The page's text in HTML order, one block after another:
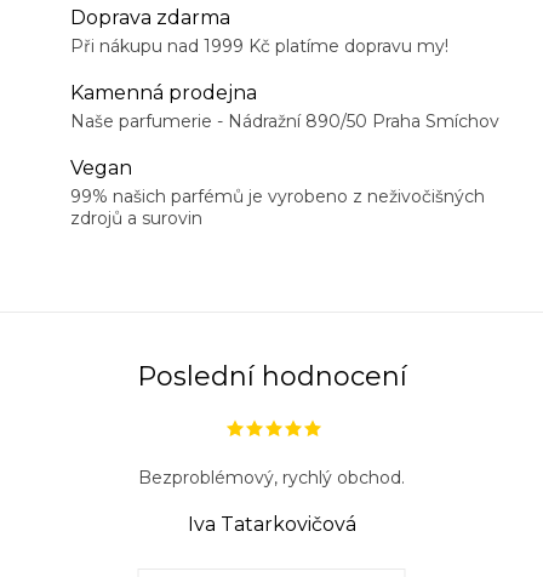
Doprava zdarma
Při nákupu nad 1999 Kč platíme dopravu my!
Kamenná prodejna
Naše parfumerie - Nádražní 890/50 Praha Smíchov
Vegan
99% našich parfémů je vyrobeno z neživočišných
zdrojů a surovin
Poslední hodnocení
Bezproblémový, rychlý obchod.
Iva Tatarkovičová